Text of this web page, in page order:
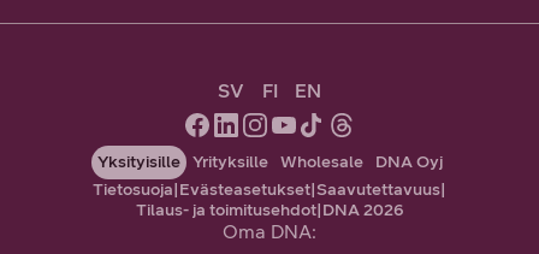
SV FI EN
Yksityisille Yrityksille Wholesale
DNA Oyj
Tietosuoja|Evästeasetukset|Saavutettavuus|
Tilaus- ja toimitusehdot|DNA 2026
Oma DNA: